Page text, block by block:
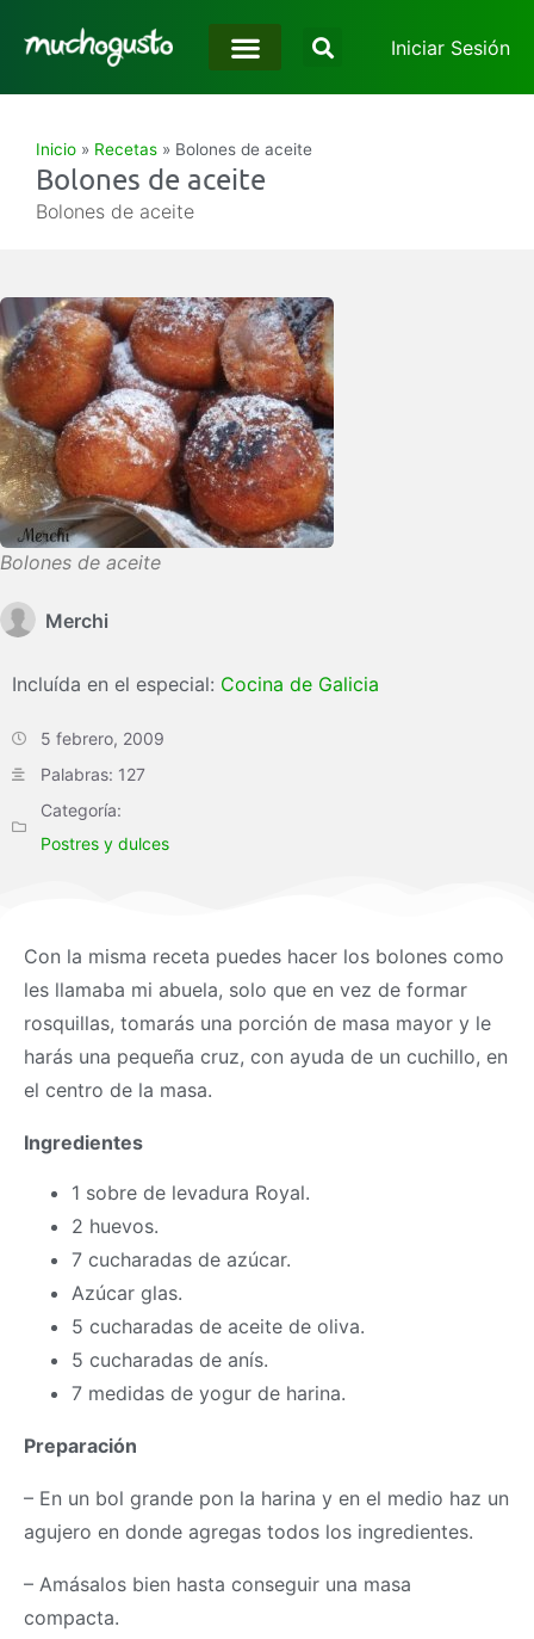
Iniciar Sesión
Inicio » Recetas » Bolones de aceite
Bolones de aceite
Bolones de aceite
Bolones de aceite
Merchi
Incluída en el especial: Cocina de Galicia
5 febrero, 2009
Palabras: 127
Categoría:
Postres y dulces
Con la misma receta puedes hacer los bolones como
les llamaba mi abuela, solo que en vez de formar
rosquillas, tomarás una porción de masa mayor y le
harás una pequeña cruz, con ayuda de un cuchillo, en
el centro de la masa.
Ingredientes
1 sobre de levadura Royal.
2 huevos.
7 cucharadas de azúcar.
Azúcar glas.
5 cucharadas de aceite de oliva.
5 cucharadas de anís.
7 medidas de yogur de harina.
Preparación
– En un bol grande pon la harina y en el medio haz un
agujero en donde agregas todos los ingredientes.
– Amásalos bien hasta conseguir una masa
compacta.